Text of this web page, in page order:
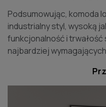
Podsumowując, komoda
industrialny styl, wysoką
funkcjonalność i
najbardziej